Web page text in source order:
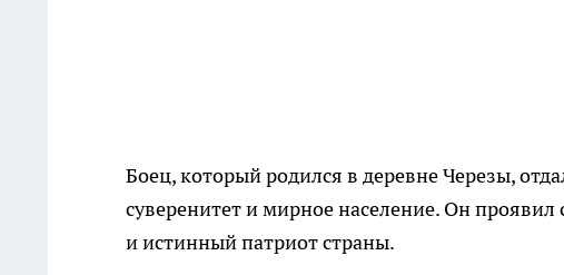
Боец, который родился в деревне Черезы,
суверенитет и мирное население. Он
и истинный патриот страны.